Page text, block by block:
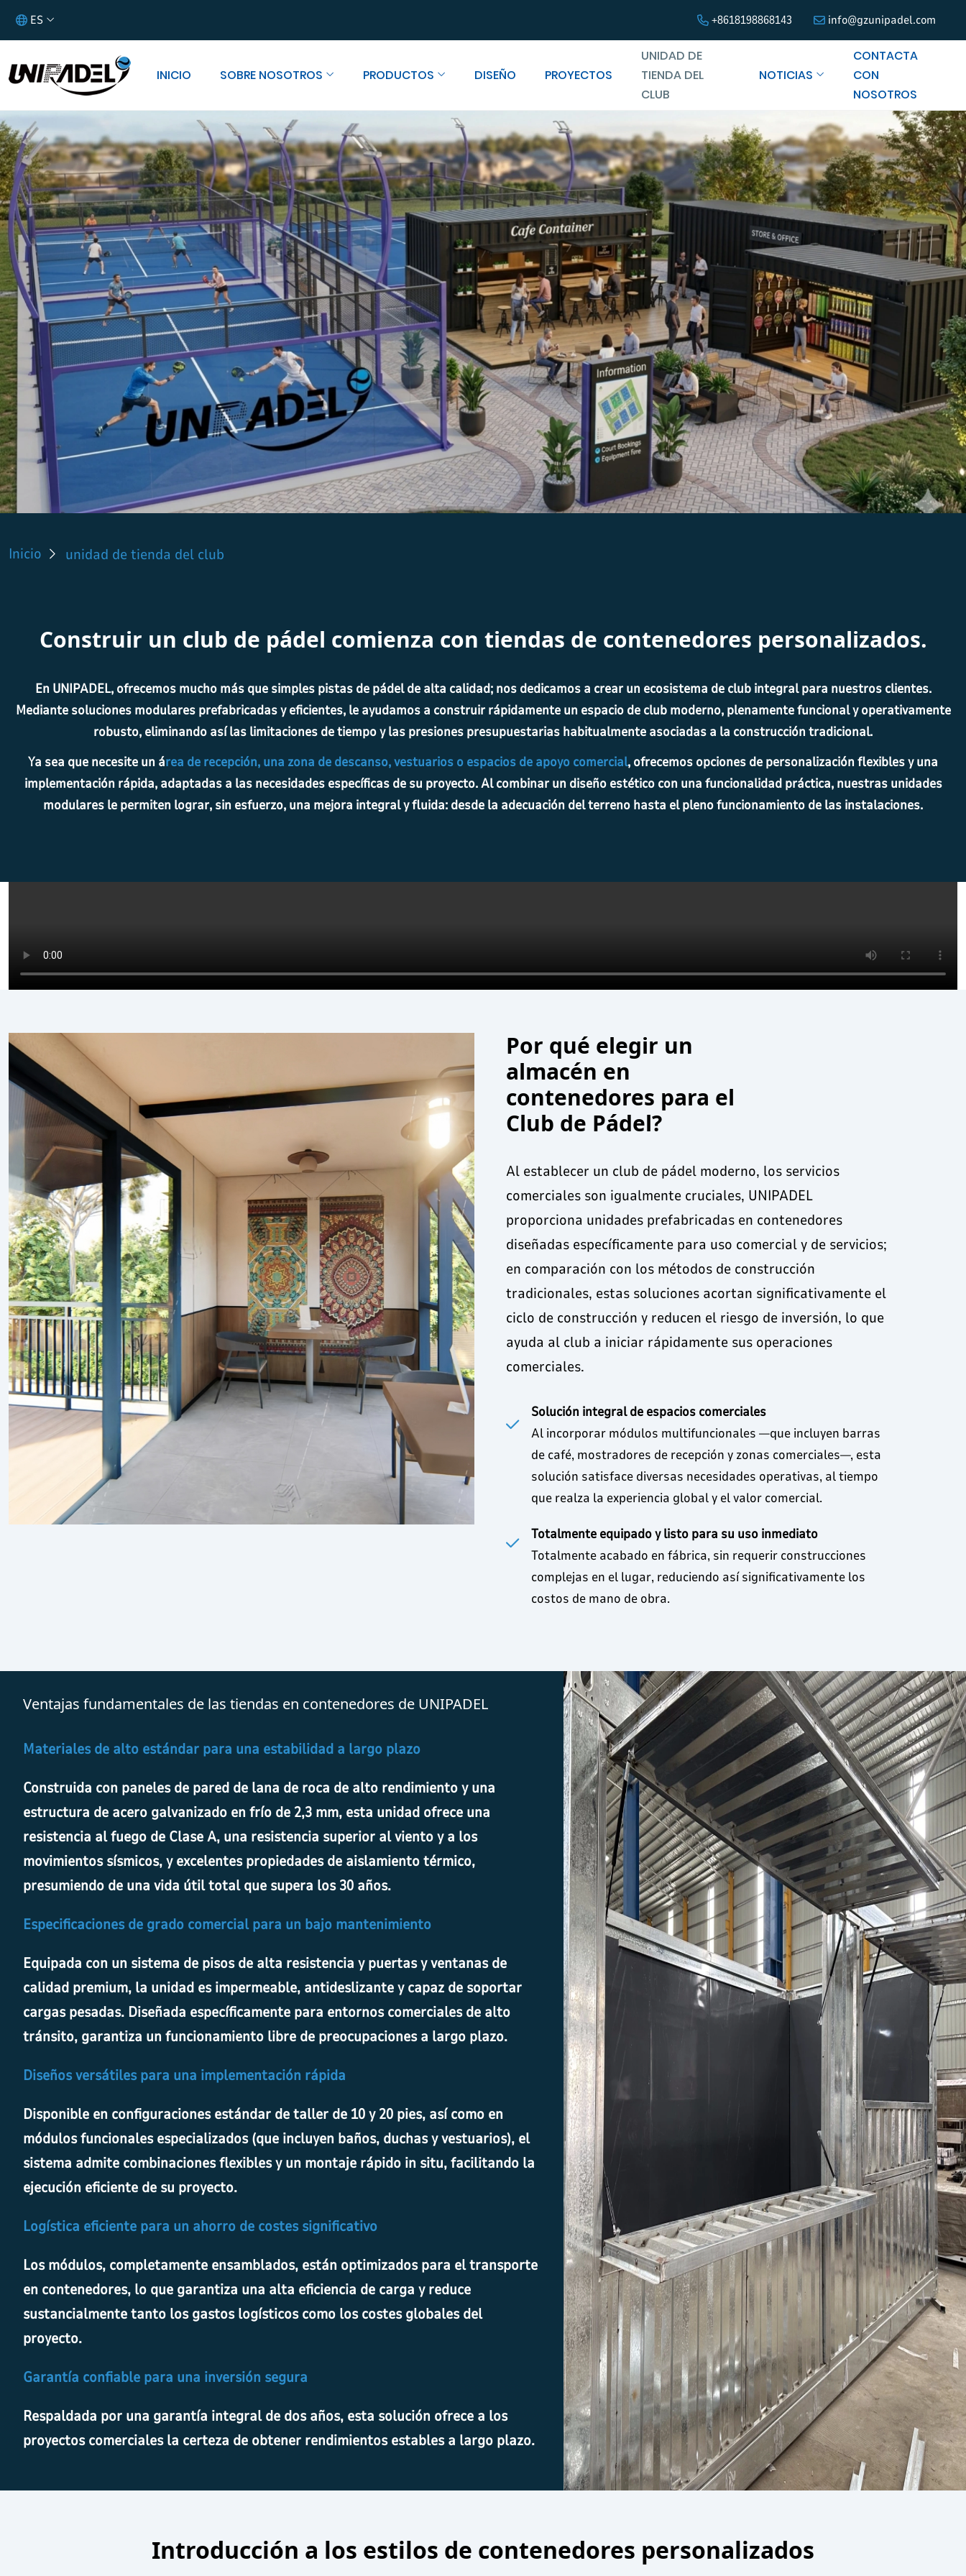
ES +8618198868143 info@gzunipadel.com
INICIO SOBRE NOSOTROS PRODUCTOS DISEÑO PROYECTOS
UNIDAD DE
TIENDA DEL
CLUB
NOTICIAS
CONTACTA
CON
NOSOTROS
Tiendas en contenedores
Inicio unidad de tienda del club
Construir un club de pádel comienza con tiendas de contenedores personalizados.
En UNIPADEL, ofrecemos mucho más que simples pistas de pádel de alta calidad; nos dedicamos a crear un ecosistema de club integral para nuestros clientes.
Mediante soluciones modulares prefabricadas y eficientes, le ayudamos a construir rápidamente un espacio de club moderno, plenamente funcional y operativamente
robusto, eliminando así las limitaciones de tiempo y las presiones presupuestarias habitualmente asociadas a la construcción tradicional.
Ya sea que necesite un área de recepción, una zona de descanso, vestuarios o espacios de apoyo comercial, ofrecemos opciones de personalización flexibles y una
implementación rápida, adaptadas a las necesidades específicas de su proyecto. Al combinar un diseño estético con una funcionalidad práctica, nuestras unidades
modulares le permiten lograr, sin esfuerzo, una mejora integral y fluida: desde la adecuación del terreno hasta el pleno funcionamiento de las instalaciones.
Por qué elegir un
almacén en
contenedores para el
Club de Pádel?
Al establecer un club de pádel moderno, los servicios
comerciales son igualmente cruciales, UNIPADEL
proporciona unidades prefabricadas en contenedores
diseñadas específicamente para uso comercial y de servicios;
en comparación con los métodos de construcción
tradicionales, estas soluciones acortan significativamente el
ciclo de construcción y reducen el riesgo de inversión, lo que
ayuda al club a iniciar rápidamente sus operaciones
comerciales.
Solución integral de espacios comerciales
Al incorporar módulos multifuncionales —que incluyen barras
de café, mostradores de recepción y zonas comerciales—, esta
solución satisface diversas necesidades operativas, al tiempo
que realza la experiencia global y el valor comercial.
Totalmente equipado y listo para su uso inmediato
Totalmente acabado en fábrica, sin requerir construcciones
complejas en el lugar, reduciendo así significativamente los
costos de mano de obra.
Ventajas fundamentales de las tiendas en contenedores de UNIPADEL
Materiales de alto estándar para una estabilidad a largo plazo
Construida con paneles de pared de lana de roca de alto rendimiento y una
estructura de acero galvanizado en frío de 2,3 mm, esta unidad ofrece una
resistencia al fuego de Clase A, una resistencia superior al viento y a los
movimientos sísmicos, y excelentes propiedades de aislamiento térmico,
presumiendo de una vida útil total que supera los 30 años.
Especificaciones de grado comercial para un bajo mantenimiento
Equipada con un sistema de pisos de alta resistencia y puertas y ventanas de
calidad premium, la unidad es impermeable, antideslizante y capaz de soportar
cargas pesadas. Diseñada específicamente para entornos comerciales de alto
tránsito, garantiza un funcionamiento libre de preocupaciones a largo plazo.
Diseños versátiles para una implementación rápida
Disponible en configuraciones estándar de taller de 10 y 20 pies, así como en
módulos funcionales especializados (que incluyen baños, duchas y vestuarios), el
sistema admite combinaciones flexibles y un montaje rápido in situ, facilitando la
ejecución eficiente de su proyecto.
Logística eficiente para un ahorro de costes significativo
Los módulos, completamente ensamblados, están optimizados para el transporte
en contenedores, lo que garantiza una alta eficiencia de carga y reduce
sustancialmente tanto los gastos logísticos como los costes globales del
proyecto.
Garantía confiable para una inversión segura
Respaldada por una garantía integral de dos años, esta solución ofrece a los
proyectos comerciales la certeza de obtener rendimientos estables a largo plazo.
Introducción a los estilos de contenedores personalizados